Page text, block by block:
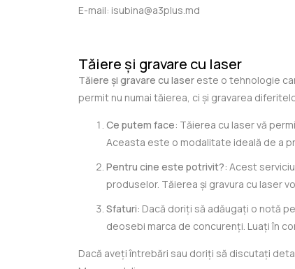
E-mail: isubina@a3plus.md
Tăiere și gravare cu laser
Tăiere și gravare cu laser este o tehnologie
permit nu numai tăierea, ci și gravarea
Ce putem face: Tăierea cu laser vă
Aceasta este o modalitate ideală de a
Pentru cine este potrivit?: Acest
produselor. Tăierea și gravura cu laser
Sfaturi: Dacă doriți să adăugați o notă
deosebi marca de concurenți. Luați în
Dacă aveți întrebări sau doriți să discutați